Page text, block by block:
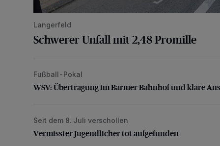
Langerfeld
Schwerer Unfall mit 2,48 Promille
WSV: Übertragung im Barmer Bahnhof und klare
Fußball-Pokal
WSV: Übertragung im Barmer Bahnhof und klare
Vermisster Jugendlicher tot aufgefunden
Seit dem 8. Juli verschollen
Vermisster Jugendlicher tot aufgefunden